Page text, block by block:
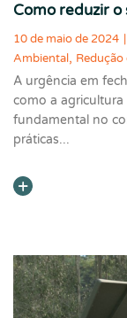
Como reduzir o
10 de maio de 2024 |
Ambiental, Redução
A urgência em
como a
fundamental no
práticas